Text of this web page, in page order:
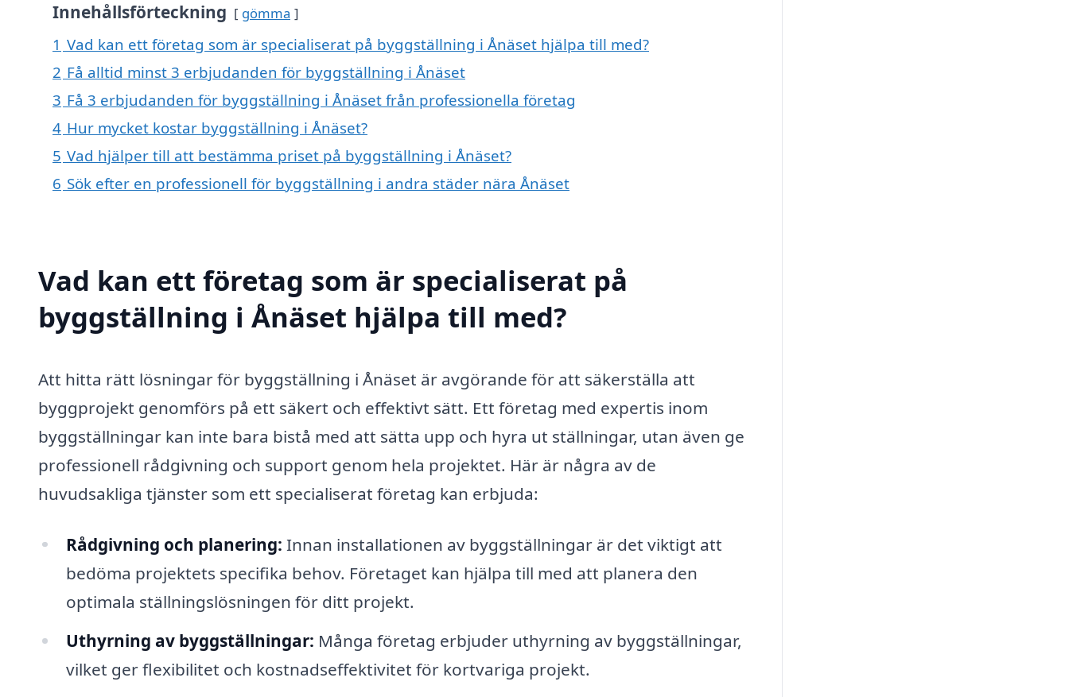
Innehållsförteckning gömma
1 Vad kan ett företag som är specialiserat på byggställning i Ånäset hjälpa till med?
2 Få alltid minst 3 erbjudanden för byggställning i Ånäset
3 Få 3 erbjudanden för byggställning i Ånäset från professionella företag
4 Hur mycket kostar byggställning i Ånäset?
5 Vad hjälper till att bestämma priset på byggställning i Ånäset?
6 Sök efter en professionell för byggställning i andra städer nära Ånäset
Vad kan ett företag som är specialiserat på
byggställning i Ånäset hjälpa till med?
Att hitta rätt lösningar för byggställning i Ånäset är avgörande för att säkerställa att
byggprojekt genomförs på ett säkert och effektivt sätt. Ett företag med expertis inom
byggställningar kan inte bara bistå med att sätta upp och hyra ut ställningar, utan även ge
professionell rådgivning och support genom hela projektet. Här är några av de
huvudsakliga tjänster som ett specialiserat företag kan erbjuda:
Rådgivning och planering: Innan installationen av byggställningar är det viktigt att
bedöma projektets specifika behov. Företaget kan hjälpa till med att planera den
optimala ställningslösningen för ditt projekt.
Uthyrning av byggställningar: Många företag erbjuder uthyrning av byggställningar,
vilket ger flexibilitet och kostnadseffektivitet för kortvariga projekt.